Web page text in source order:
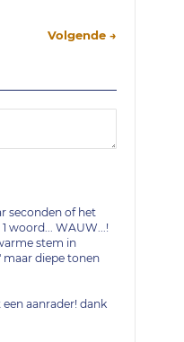
Volgende →
seconden of het
woord... WAUW...!
stem in
diepe tonen
aanrader! dank